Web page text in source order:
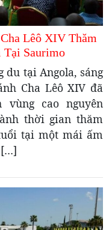
Lêô XIV Thăm
Tại Saurimo
du tại Angola, sáng
Cha Lêô XIV đã
cao nguyên
thời gian thăm
tại một mái ấm
[…]